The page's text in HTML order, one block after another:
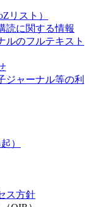
リスト）
読に関する情報
ルのフルテキスト
ジャーナル等の利
）
ス方針